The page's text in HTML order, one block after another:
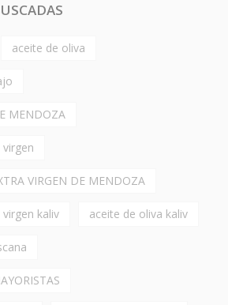
aceite de oliva
MENDOZA
VIRGEN DE MENDOZA
kaliv aceite de oliva kaliv